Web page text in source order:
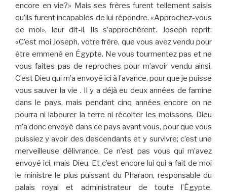
encore en vie?» Mais ses frères furent tellement saisis
qu’ils furent incapables de lui répondre. «Approchez-vous
de moi», leur dit-il. Ils s’approchèrent. Joseph reprit:
«C’est moi Joseph, votre frère, que vous avez vendu pour
être emmené en Égypte. Ne vous tourmentez pas et ne
vous faites pas de reproches pour m’avoir vendu ainsi.
C’est Dieu qui m’a envoyé ici à l’avance, pour que je puisse
vous sauver la vie . Il y a déjà eu deux années de famine
dans le pays, mais pendant cinq années encore on ne
pourra ni labourer la terre ni récolter les moissons. Dieu
m’a donc envoyé dans ce pays avant vous, pour que vous
puissiez y avoir des descendants et y survivre; c’est une
merveilleuse délivrance. Ce n’est pas vous qui m’avez
envoyé ici, mais Dieu. Et c’est encore lui qui a fait de moi
le ministre le plus puissant du Pharaon, responsable du
palais royal et administrateur de toute l’Égypte.